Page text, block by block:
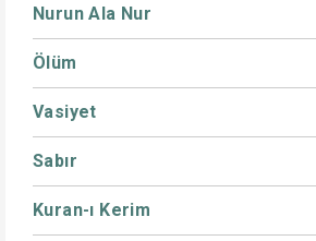
Nurun Ala Nur
Ölüm
Vasiyet
Sabır
Kuran-ı Kerim